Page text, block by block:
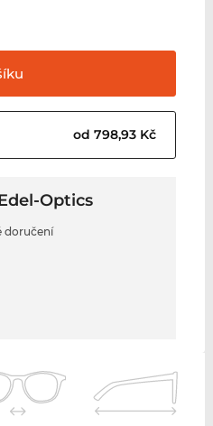
od 798,93 Kč
Optics
doručení